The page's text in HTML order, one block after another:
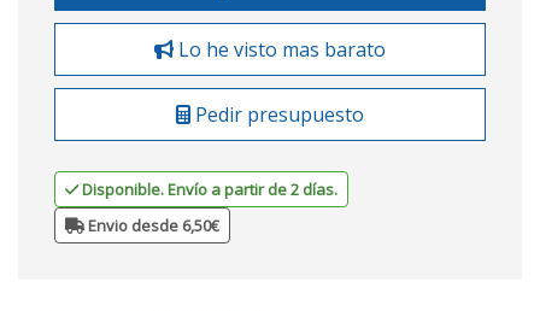
Lo he visto mas barato
Pedir presupuesto
Disponible. Envío a partir de 2 días.
Envio desde 6,50€